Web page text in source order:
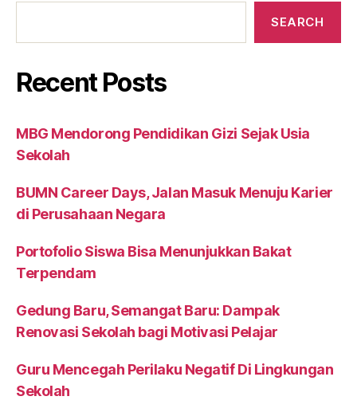
SEARCH
Recent Posts
MBG Mendorong Pendidikan Gizi Sejak Usia
Sekolah
BUMN Career Days, Jalan Masuk Menuju Karier
di Perusahaan Negara
Portofolio Siswa Bisa Menunjukkan Bakat
Terpendam
Gedung Baru, Semangat Baru: Dampak
Renovasi Sekolah bagi Motivasi Pelajar
Guru Mencegah Perilaku Negatif Di Lingkungan
Sekolah